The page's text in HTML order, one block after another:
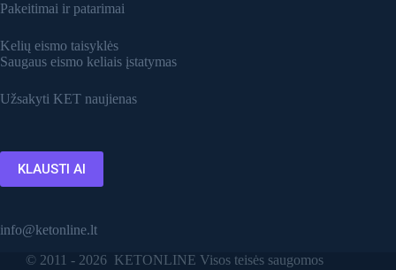
Pakeitimai ir patarimai
Kelių eismo taisyklės
Saugaus eismo keliais įstatymas
Užsakyti KET naujienas
KLAUSTI AI
info@ketonline.lt
© 2011 - 2026 KETONLINE Visos teisės saugomos